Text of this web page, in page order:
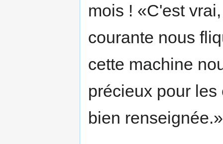
mois ! «C'est
courante nous
cette machine
précieux pour
bien renseignée.»